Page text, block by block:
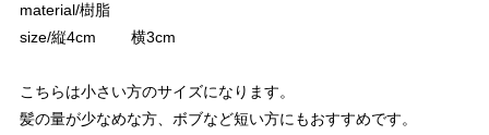
material/樹脂
size/縦4cm 横3cm
こちらは小さい方のサイズになります。
髪の量が少なめな方、ボブなど短い方にもおすすめです。